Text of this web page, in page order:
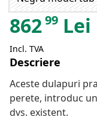
86299 Lei
Incl. TVA
Descriere
Aceste dulapuri
perete, introduc
dvs. existent.